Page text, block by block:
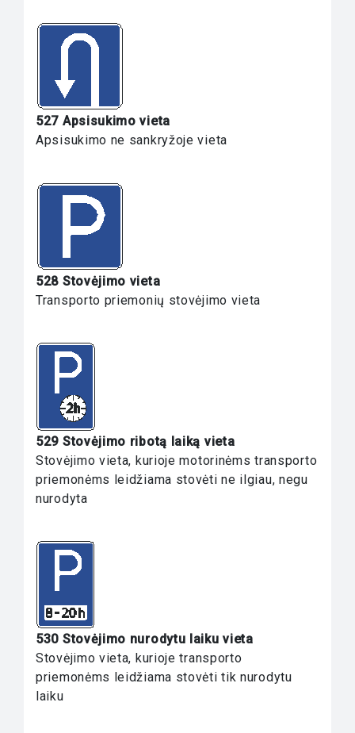
527 Apsisukimo vieta
Apsisukimo ne sankryžoje vieta
528 Stovėjimo vieta
Transporto priemonių stovėjimo vieta
529 Stovėjimo ribotą laiką vieta
Stovėjimo vieta, kurioje motorinėms transporto
priemonėms leidžiama stovėti ne ilgiau, negu
nurodyta
530 Stovėjimo nurodytu laiku vieta
Stovėjimo vieta, kurioje transporto
priemonėms leidžiama stovėti tik nurodytu
laiku